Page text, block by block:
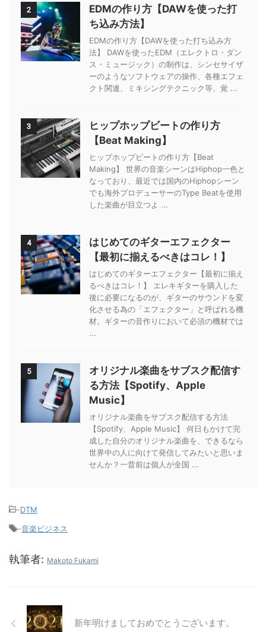
2
EDMの作り方【DAWを使った打
ち込み方法】
EDMの作り方【DAWを使った打ち込み方
法】 DAWを使ったEDM（エレクトロ・ダン
ス・ミュージック）の制作は、シンセサイザ
ーのようなソフトウェアの操作、各種エフェ
クト関連、ミキシングテクニック等、覚 ...
3
ヒップホップビートの作り方
【Beat Making】
ヒップホップビートの作り方【Beat
Making】 世界の音楽シーンはHiphop一色と
なっており、最近では国内のHiphopシーン
でも海外プロデューサーのType Beatを使用
した楽曲が目立つよ ...
4
はじめてのギターエフェクター
【最初に揃えるべきはコレ！】
はじめてのギターエフェクター【最初に揃え
るべきはコレ！】 エレキギターを購入した
後に必要になるのが、ギターのサウンドを変
化させる為の「エフェクター」と呼ばれる機
材。ギターの音作りにおいて必須の機材では
...
5
オリジナル楽曲をサブスク配信す
る方法【Spotify、Apple
Music】
オリジナル楽曲をサブスク配信する方法
【Spotify、Apple Music】 何日もかけて完
成した自分のオリジナル楽曲を、できるなら
世界中の人に向けて発信してみたいと思いま
せんか？一昔前は個人が全国 ...
-DTM
-音楽ビジネス
執筆者: Makoto Fukami
新年明けましておめでとうございます。